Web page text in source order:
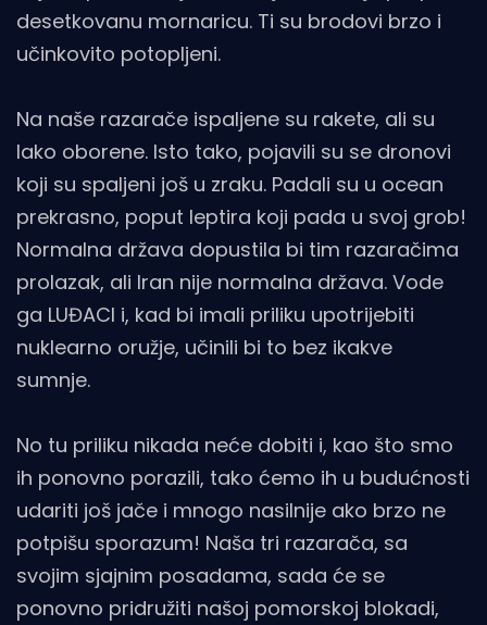
desetkovanu mornaricu. Ti su brodovi brzo i
učinkovito potopljeni.
Na naše razarače ispaljene su rakete, ali su
lako oborene. Isto tako, pojavili su se dronovi
koji su spaljeni još u zraku. Padali su u ocean
prekrasno, poput leptira koji pada u svoj grob!
Normalna država dopustila bi tim razaračima
prolazak, ali Iran nije normalna država. Vode
ga LUĐACI i, kad bi imali priliku upotrijebiti
nuklearno oružje, učinili bi to bez ikakve
sumnje.
No tu priliku nikada neće dobiti i, kao što smo
ih ponovno porazili, tako ćemo ih u budućnosti
udariti još jače i mnogo nasilnije ako brzo ne
potpišu sporazum! Naša tri razarača, sa
svojim sjajnim posadama, sada će se
ponovno pridružiti našoj pomorskoj blokadi,